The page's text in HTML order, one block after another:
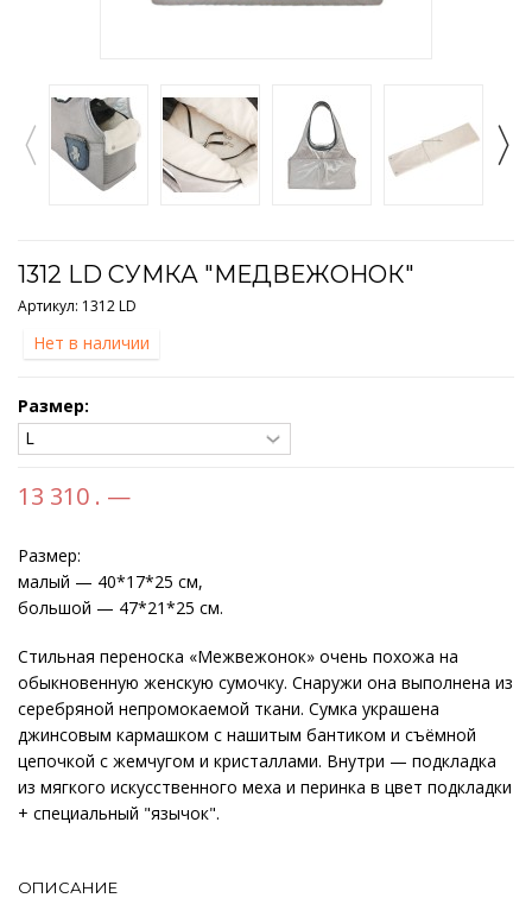
1312 LD СУМКА "МЕДВЕЖОНОК"
Артикул: 1312 LD
Нет в наличии
Размер:
13 310 . —
Размер:
малый — 40*17*25 см,
большой — 47*21*25 см.
Стильная переноска «Межвежонок» очень похожа на
обыкновенную женскую сумочку. Снаружи она выполнена из
серебряной непромокаемой ткани. Сумка украшена
джинсовым кармашком с нашитым бантиком и съёмной
цепочкой с жемчугом и кристаллами. Внутри — подкладка
из мягкого искусственного меха и перинка в цвет подкладки
+ специальный "язычок".
ОПИСАНИЕ